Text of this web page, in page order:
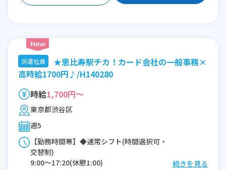
派遣社員
★恵比寿駅チカ！カード会社の一般事務×
高時給1700円♪/H140280
時給1,700円～
東京都渋谷区
週5
【勤務時間帯】◆通常シフト(時間選択可・
交替制)
9:00〜17:20(休憩1:00)
続きを見る